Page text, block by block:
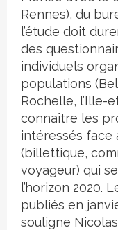
Rennes), du
l’étude doit
des
individuels
populations
Rochelle, l’Ille-
connaître les
intéressés face
(billettique,
voyageur) qui
l’horizon 2020.
publiés en
souligne